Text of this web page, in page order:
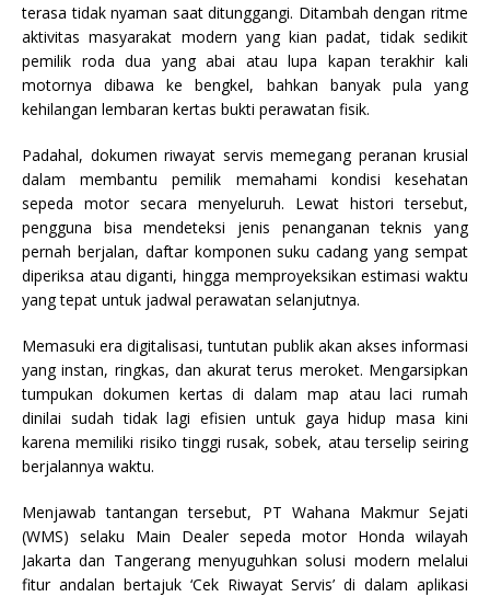
terasa tidak nyaman saat ditunggangi. Ditambah dengan ritme
aktivitas masyarakat modern yang kian padat, tidak sedikit
pemilik roda dua yang abai atau lupa kapan terakhir kali
motornya dibawa ke bengkel, bahkan banyak pula yang
kehilangan lembaran kertas bukti perawatan fisik.
Padahal, dokumen riwayat servis memegang peranan krusial
dalam membantu pemilik memahami kondisi kesehatan
sepeda motor secara menyeluruh. Lewat histori tersebut,
pengguna bisa mendeteksi jenis penanganan teknis yang
pernah berjalan, daftar komponen suku cadang yang sempat
diperiksa atau diganti, hingga memproyeksikan estimasi waktu
yang tepat untuk jadwal perawatan selanjutnya.
Memasuki era digitalisasi, tuntutan publik akan akses informasi
yang instan, ringkas, dan akurat terus meroket. Mengarsipkan
tumpukan dokumen kertas di dalam map atau laci rumah
dinilai sudah tidak lagi efisien untuk gaya hidup masa kini
karena memiliki risiko tinggi rusak, sobek, atau terselip seiring
berjalannya waktu.
Menjawab tantangan tersebut, PT Wahana Makmur Sejati
(WMS) selaku Main Dealer sepeda motor Honda wilayah
Jakarta dan Tangerang menyuguhkan solusi modern melalui
fitur andalan bertajuk ‘Cek Riwayat Servis’ di dalam aplikasi